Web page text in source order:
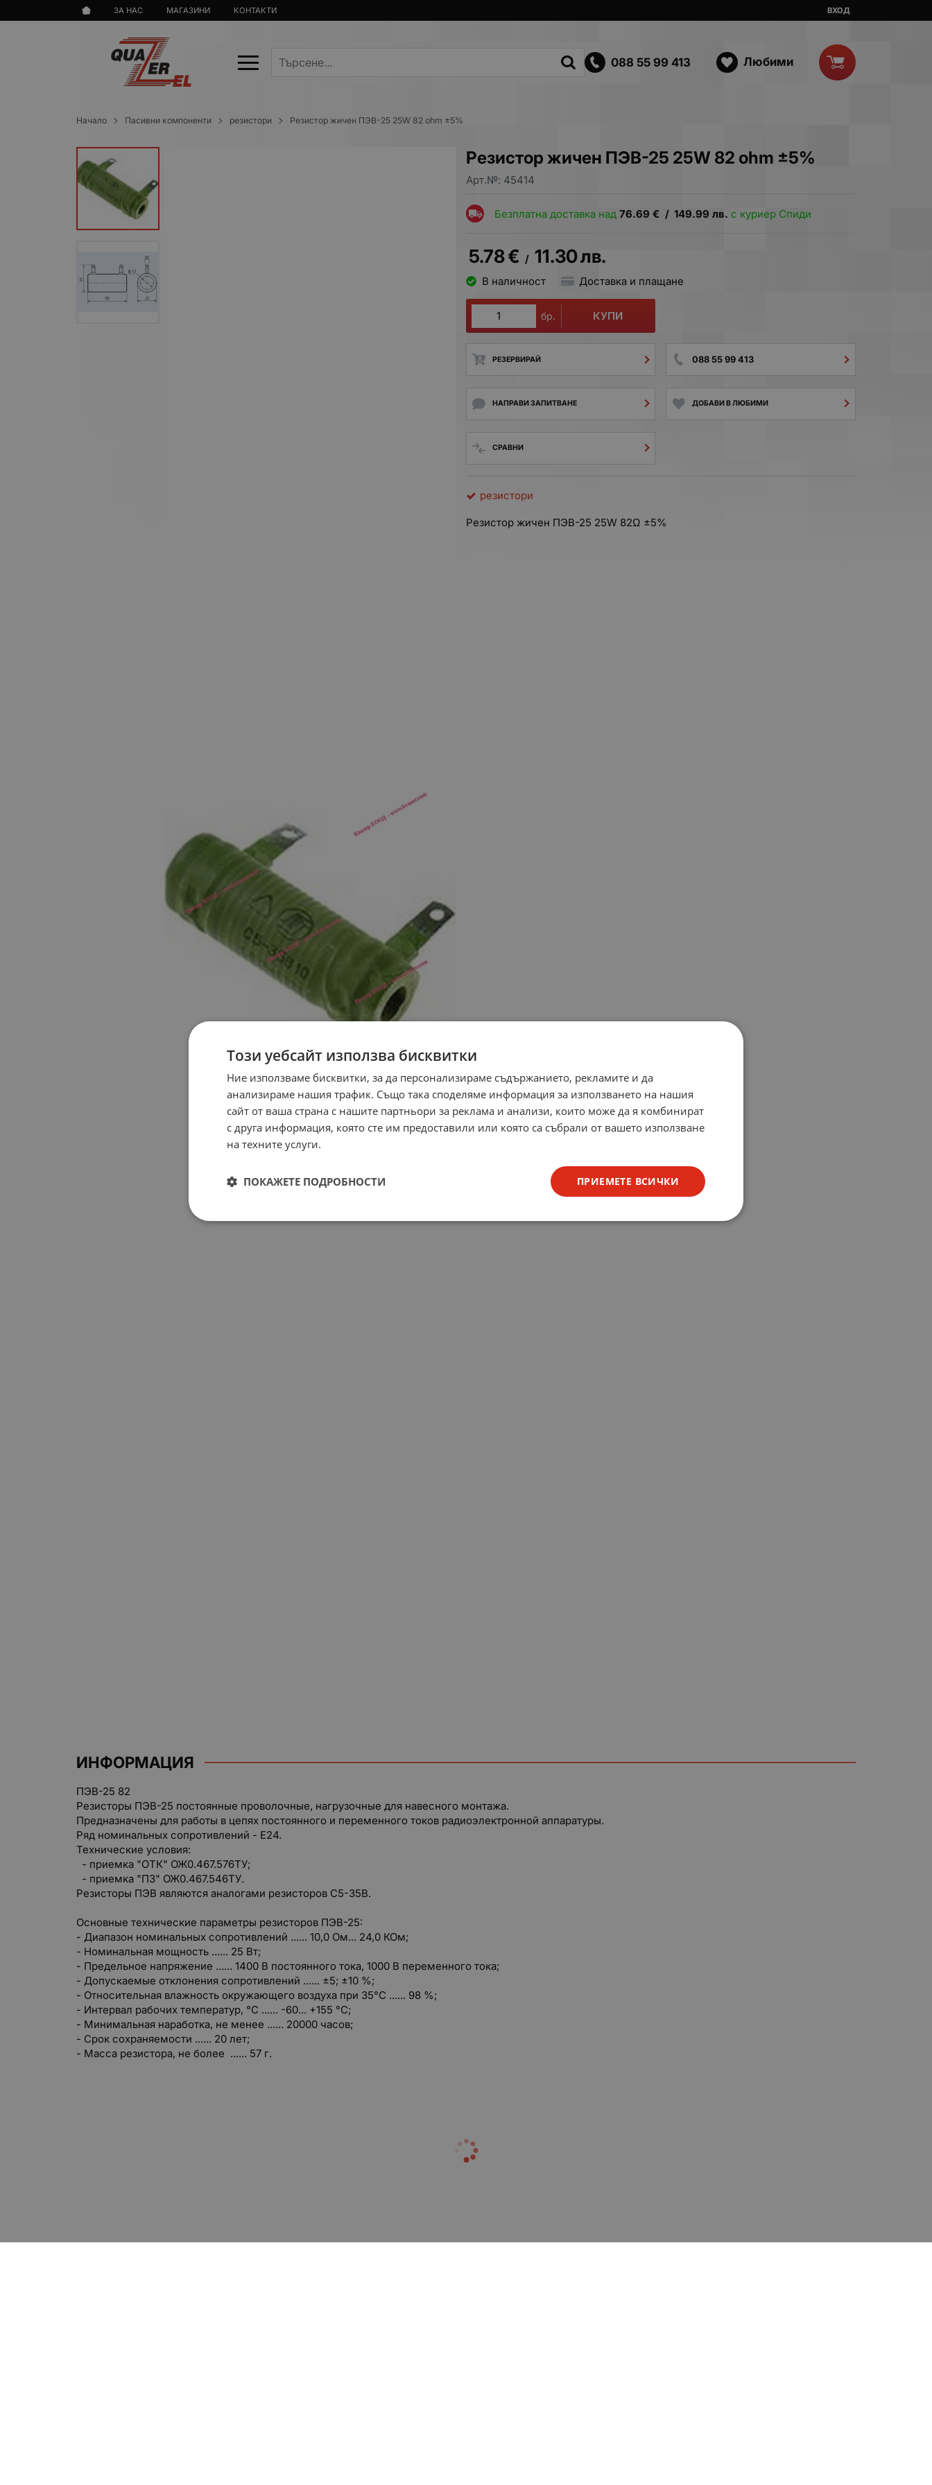
ЗА НАС МАГАЗИНИ КОНТАКТИ ВХОД
088 55 99 413 Любими
Начало Пасивни компоненти резистори Резистор жичен ПЭВ-25 25W 82 ohm ±5%
Резистор жичен ПЭВ-25 25W 82 ohm ±5%
Арт.№: 45414
Безплатна доставка над76.69 € / 149.99 лв. с куриер Спиди
5.78€ / 11.30лв.
В наличност Доставка и плащане
бр. КУПИ
РЕЗЕРВИРАЙ 088 55 99 413
НАПРАВИ ЗАПИТВАНЕ ДОБАВИ В ЛЮБИМИ
СРАВНИ
резистори
Резистор жичен ПЭВ-25 25W 82Ω ±5%
ИНФОРМАЦИЯ
ПЭВ-25 82
Резисторы ПЭВ-25 постоянные проволочные, нагрузочные для навесного монтажа.
Предназначены для работы в цепях постоянного и переменного токов радиоэлектронной аппаратуры.
Ряд номинальных сопротивлений - Е24.
Технические условия:
- приемка "ОТК" ОЖ0.467.576ТУ;
- приемка "ПЗ" ОЖ0.467.546ТУ.
Резисторы ПЭВ являются аналогами резисторов С5-35В.
Основные технические параметры резисторов ПЭВ-25:
- Диапазон номинальных сопротивлений ...... 10,0 Ом... 24,0 КОм;
- Номинальная мощность ...... 25 Вт;
- Предельное напряжение ...... 1400 В постоянного тока, 1000 В переменного тока;
- Допускаемые отклонения сопротивлений ...... ±5; ±10 %;
- Относительная влажность окружающего воздуха при 35°С ...... 98 %;
- Интервал рабочих температур, °С ...... -60... +155 °С;
- Минимальная наработка, не менее ...... 20000 часов;
- Срок сохраняемости ...... 20 лет;
- Масса резистора, не более ...... 57 г.
Този уебсайт използва бисквитки
Ние използваме бисквитки, за да персонализираме съдържанието, рекламите и да
анализираме нашия трафик. Също така споделяме информация за използването на нашия
сайт от ваша страна с нашите партньори за реклама и анализи, които може да я комбинират
с друга информация, която сте им предоставили или която са събрали от вашето използване
на техните услуги.
ПРИЕМЕТЕ ВСИЧКИ
ПОКАЖЕТЕ ПОДРОБНОСТИ